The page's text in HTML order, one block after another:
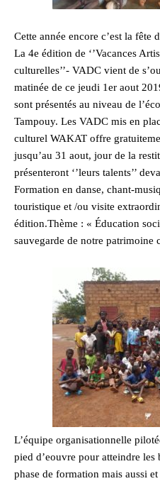
Cette année encore c’est la fête
La 4e édition de ‘’Vacances
culturelles’’- VADC vient de
matinée de ce jeudi 1er aout
sont présentés au niveau de
Tampouy. Les VADC mis en
culturel WAKAT offre
jusqu’au 31 aout, jour de la
présenteront ‘’leurs talents’’
Formation en danse, chant-
touristique et /ou visite
édition.Thème : « Éducation
sauvegarde de notre patrimoine
L’équipe organisationnelle
pied d’eouvre pour atteindre les
phase de formation mais aussi